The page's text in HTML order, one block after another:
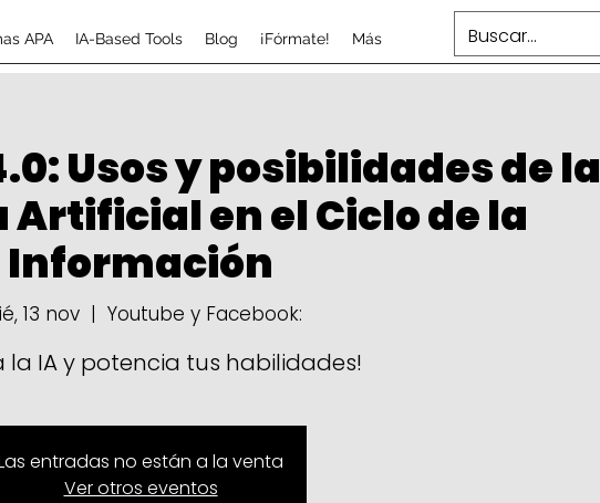
APA IA-Based Tools Blog ¡Fórmate! Más
Usos y posibilidades de la
en el Ciclo de la
Información
13 nov
  |
Youtube y Facebook:
la IA y potencia tus habilidades!
entradas no están a la venta
Ver otros eventos